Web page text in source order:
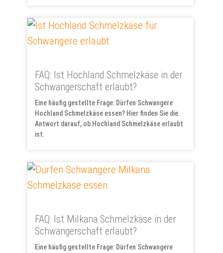
FAQ: Ist Hochland Schmelzkäse in der
Schwangerschaft erlaubt?
Eine häufig gestellte Frage: Dürfen Schwangere
Hochland Schmelzkäse essen? Hier finden Sie die
Antwort darauf, ob Hochland Schmelzkäse erlaubt
ist.
FAQ: Ist Milkana Schmelzkäse in der
Schwangerschaft erlaubt?
Eine häufig gestellte Frage: Dürfen Schwangere